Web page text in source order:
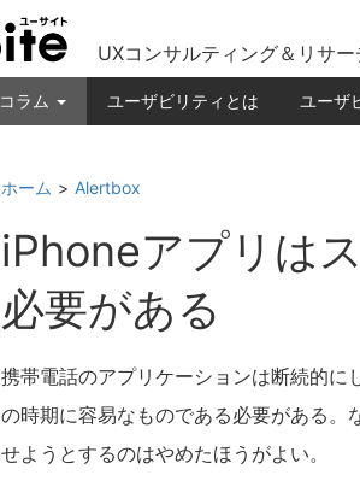
UXコンサルティング＆リサ
コラム ユーザビリティとは ユーザ
ホーム Alertbox
iPhoneアプリは
必要がある
携帯電話のアプリケーションは断続的に
の時期に容易なものである必要がある。
せようとするのはやめたほうがよい。